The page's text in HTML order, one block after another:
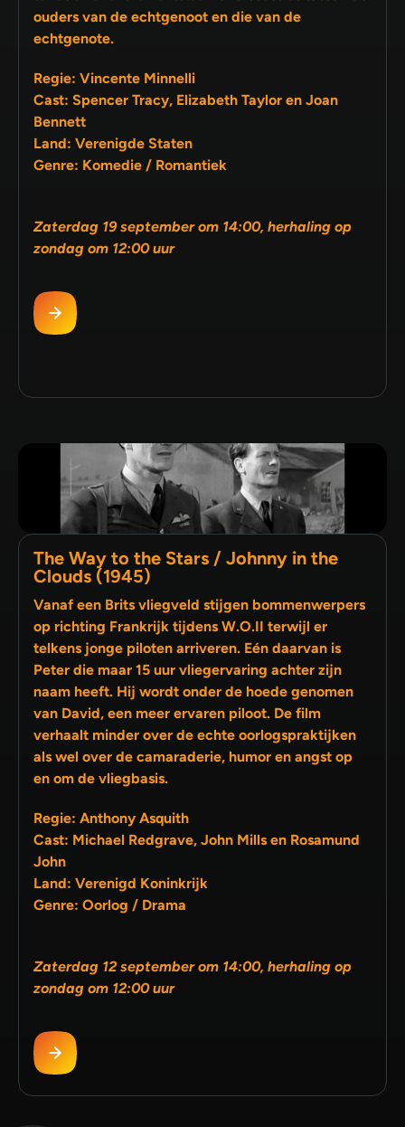
ouders van de echtgenoot en die van de
echtgenote.
Regie: Vincente Minnelli
Cast: Spencer Tracy, Elizabeth Taylor en Joan
Bennett
Land: Verenigde Staten
Genre: Komedie / Romantiek
Zaterdag 19 september om 14:00, herhaling op
zondag om 12:00 uur
The Way to the Stars / Johnny in the
Clouds (1945)
Vanaf een Brits vliegveld stijgen bommenwerpers
op richting Frankrijk tijdens W.O.II terwijl er
telkens jonge piloten arriveren. Eén daarvan is
Peter die maar 15 uur vliegervaring achter zijn
naam heeft. Hij wordt onder de hoede genomen
van David, een meer ervaren piloot. De film
verhaalt minder over de echte oorlogspraktijken
als wel over de camaraderie, humor en angst op
en om de vliegbasis.
Regie: Anthony Asquith
Cast: Michael Redgrave, John Mills en Rosamund
John
Land: Verenigd Koninkrijk
Genre: Oorlog / Drama
Zaterdag 12 september om 14:00, herhaling op
zondag om 12:00 uur